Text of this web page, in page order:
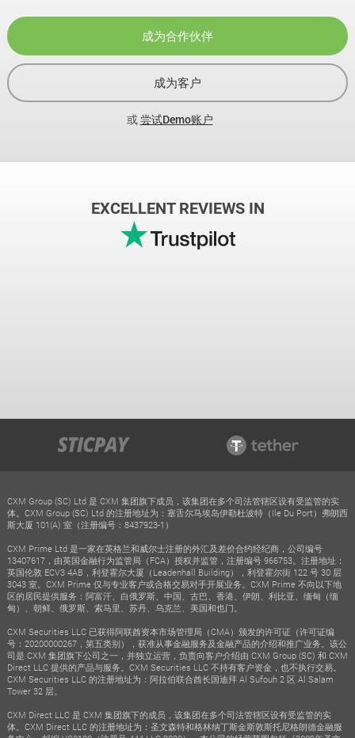
成为合作伙伴
成为客户
或尝试Demo账户
EXCELLENT REVIEWS IN
CXM Group (SC) Ltd 是 CXM 集团旗下成员，该集团在多个司法管辖区设有受监管的实
体。CXM Group (SC) Ltd 的注册地址为：塞舌尔马埃岛伊勒杜波特（Ile Du Port）弗朗西
斯大厦 101(A) 室（注册编号：8437923-1）
CXM Prime Ltd 是一家在英格兰和威尔士注册的外汇及差价合约经纪商，公司编号
13407617，由英国金融行为监管局（FCA）授权并监管，注册编号 966753。注册地址：
英国伦敦 ECV3 4AB，利登霍尔大厦（Leadenhall Building），利登霍尔街 122 号 30 层
3043 室。CXM Prime 仅与专业客户或合格交易对手开展业务。CXM Prime 不向以下地
区的居民提供服务：阿富汗、白俄罗斯、中国、古巴、香港、伊朗、利比亚、缅甸（缅
甸）、朝鲜、俄罗斯、索马里、苏丹、乌克兰、美国和也门。
CXM Securities LLC 已获得阿联酋资本市场管理局（CMA）颁发的许可证（许可证编
号：20200000267，第五类别），获准从事金融服务及金融产品的介绍和推广业务。该公
司是 CXM 集团旗下公司之一，并独立运营，负责向客户介绍由 CXM Group (SC) 和 CXM
Direct LLC 提供的产品与服务。CXM Securities LLC 不持有客户资金，也不执行交易。
CXM Securities LLC 的注册地址为：阿拉伯联合酋长国迪拜 Al Sufouh 2 区 Al Salam
Tower 32 层。
CXM Direct LLC 是 CXM 集团旗下的成员，该集团在多个司法管辖区设有受监管的实
体。CXM Direct LLC 的注册地址为：圣文森特和格林纳丁斯金斯敦斯托尼格朗德金融服